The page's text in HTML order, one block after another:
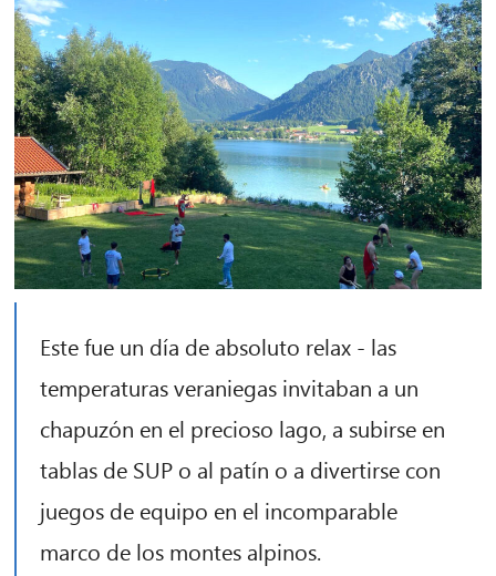
Este fue un día de absoluto relax - las
temperaturas veraniegas invitaban a un
chapuzón en el precioso lago, a subirse en
tablas de SUP o al patín o a divertirse con
juegos de equipo en el incomparable
marco de los montes alpinos.